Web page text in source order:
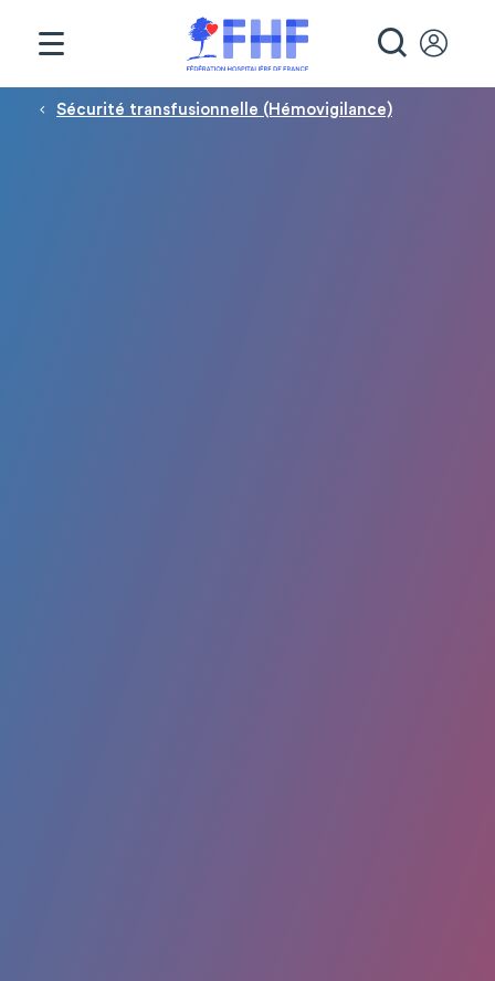
Fil d'Ariane
Sécurité transfusionnelle (Hémovigilance)
Panneau de gestion des cookies